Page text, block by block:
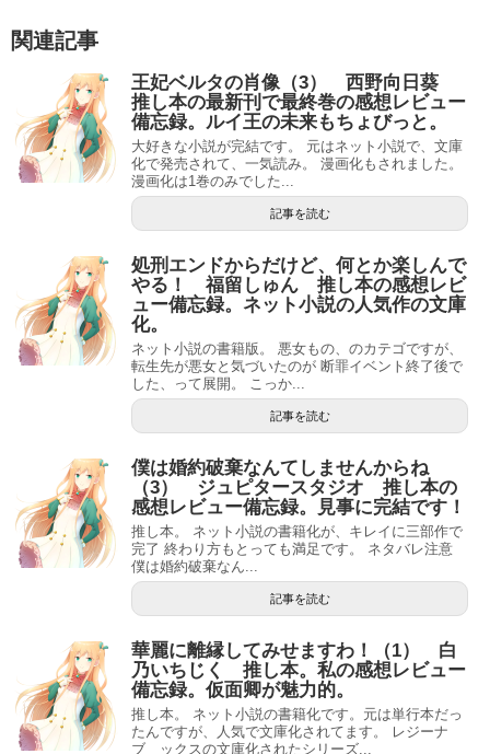
関連記事
王妃ベルタの肖像（3） 西野向日葵
推し本の最新刊で最終巻の感想レビュー
備忘録。ルイ王の未来もちょびっと。
大好きな小説が完結です。 元はネット小説で、文庫
化で発売されて、一気読み。 漫画化もされました。
漫画化は1巻のみでした...
記事を読む
処刑エンドからだけど、何とか楽しんで
やる！ 福留しゅん 推し本の感想レビ
ュー備忘録。ネット小説の人気作の文庫
化。
ネット小説の書籍版。 悪女もの、のカテゴですが、
転生先が悪女と気づいたのが 断罪イベント終了後で
した、って展開。 こっか...
記事を読む
僕は婚約破棄なんてしませんからね
（3） ジュピタースタジオ 推し本の
感想レビュー備忘録。見事に完結です！
推し本。 ネット小説の書籍化が、キレイに三部作で
完了 終わり方もとっても満足です。 ネタバレ注意
僕は婚約破棄なん...
記事を読む
華麗に離縁してみせますわ！（1） 白
乃いちじく 推し本。私の感想レビュー
備忘録。仮面卿が魅力的。
推し本。 ネット小説の書籍化です。元は単行本だっ
たんですが、人気で文庫化されてます。 レジーナ
ブ ックスの文庫化されたシリーズ...